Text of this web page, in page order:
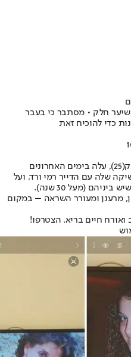
שיער חלק • מסתבר כי בעבר
כדי להוכיח זאת
(25), עלה בימים האחרונים
שלה עם הדייר רמי ורד, ועל
(מעל 30 שנה).
מרענן ומעורר השראה – במקום
ואורח חיים בריא. הצטרפו!